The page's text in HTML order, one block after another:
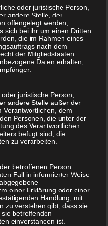
2020
nachweisbar
nicht notwendig
oder juristische Person,
andere Stelle, der
offengelegt werden,
sich bei ihr um einen Dritten
die im Rahmen eines
nach dem
der Mitgliedstaaten
Daten erhalten,
juristische Person,
andere Stelle außer der
Verantwortlichen, dem
Personen, die unter der
des Verantwortlichen
befugt sind, die
zu verarbeiten.
betroffenen Person
Fall in informierter Weise
einer Erklärung oder einer
Handlung, mit
zu verstehen gibt, dass sie
betreffenden
einverstanden ist.